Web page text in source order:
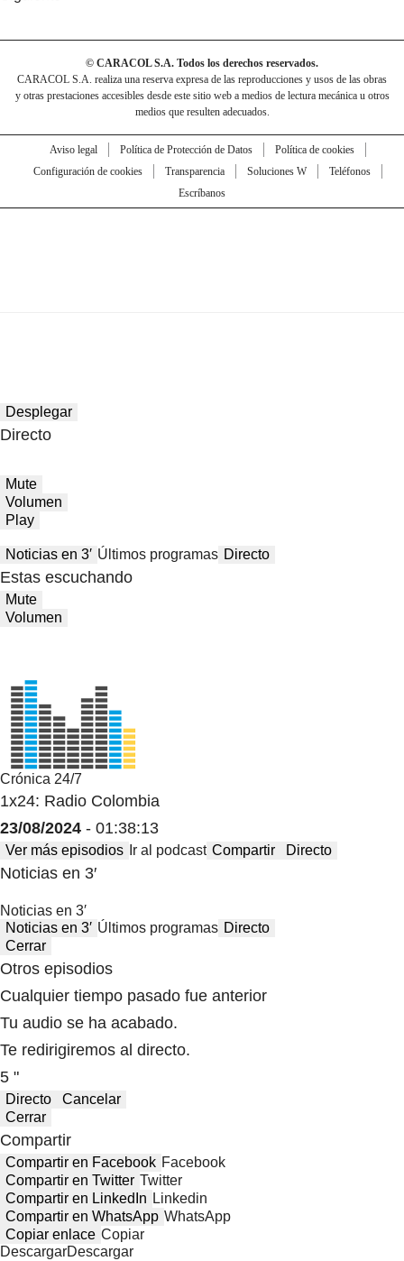
© CARACOL S.A. Todos los derechos reservados.
CARACOL S.A. realiza una reserva expresa de las reproducciones y usos de las obras
y otras prestaciones accesibles desde este sitio web a medios de lectura mecánica u otros
medios que resulten adecuados.
Aviso legal Política de Protección de Datos
Política de cookies
Configuración de cookies
Transparencia Soluciones W
Teléfonos
Escríbanos
Desplegar
Directo
Mute
Volumen
Play
Noticias en 3′ Últimos programas Directo
Estas escuchando
Mute
Volumen
Crónica 24/7
1x24: Radio Colombia
23/08/2024 - 01:38:13
Ver más episodios Ir al podcast Compartir Directo
Noticias en 3′
Noticias en 3′
Noticias en 3′ Últimos programas Directo
Cerrar
Otros episodios
Cualquier tiempo pasado fue anterior
Tu audio se ha acabado.
Te redirigiremos al directo.
5 "
Directo
Cancelar
Cerrar
Compartir
Compartir en Facebook Facebook
Compartir en Twitter Twitter
Compartir en LinkedIn Linkedin
Compartir en WhatsApp WhatsApp
Copiar enlace Copiar
DescargarDescargar